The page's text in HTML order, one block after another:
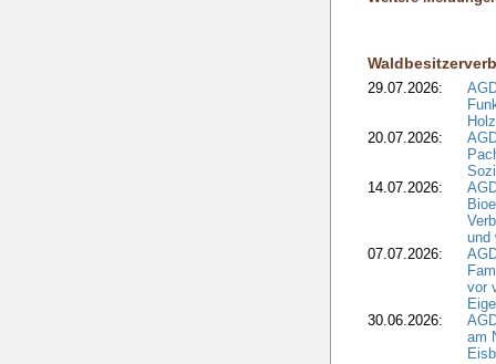
29.07.2026:
20.07.2026:
14.07.2026:
und
07.07.2026:
vor
30.06.2026:
am